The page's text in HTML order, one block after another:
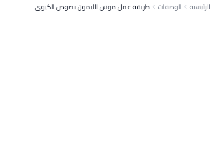
الرئيسية الوصفات طريقة عمل موس الليمون بصوص الكيوى